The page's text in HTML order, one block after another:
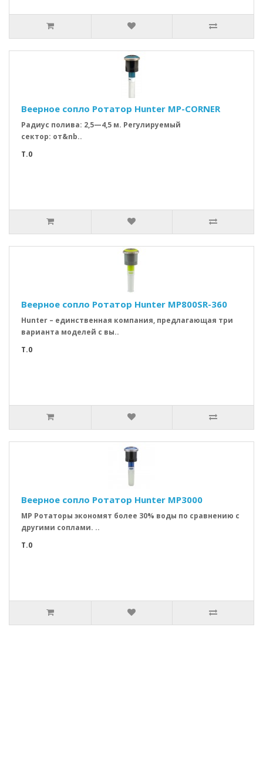
Веерное сопло Ротатор Hunter MP-CORNER
Радиус полива: 2,5—4,5 м. Регулируемый
сектор: от&nb..
T.0
Веерное сопло Ротатор Hunter MP800SR-360
Hunter – единственная компания, предлагающая три
варианта моделей с вы..
T.0
Веерное сопло Ротатор Hunter MP3000
MP Ротаторы экономят более 30% воды по сравнению с
другими соплами. ..
T.0